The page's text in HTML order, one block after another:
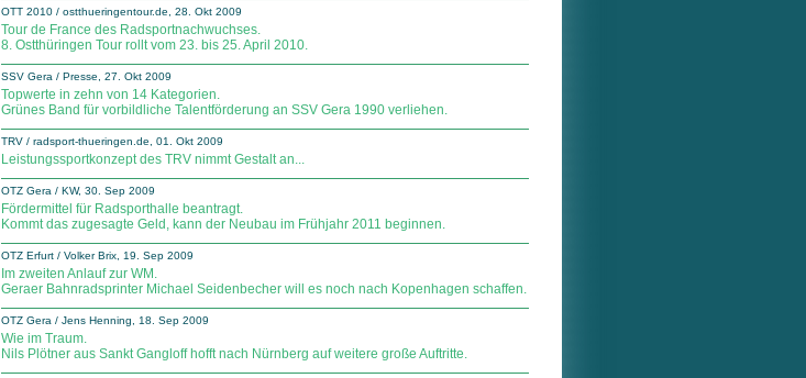
OTT 2010 / ostthueringentour.de, 28. Okt 2009
Tour de France des Radsportnachwuchses.
8. Ostthüringen Tour rollt vom 23. bis 25. April 2010.
SSV Gera / Presse, 27. Okt 2009
Topwerte in zehn von 14 Kategorien.
Grünes Band für vorbildliche Talentförderung an SSV Gera 1990 verliehen.
TRV / radsport-thueringen.de, 01. Okt 2009
Leistungssportkonzept des TRV nimmt Gestalt an...
OTZ Gera / KW, 30. Sep 2009
Fördermittel für Radsporthalle beantragt.
Kommt das zugesagte Geld, kann der Neubau im Frühjahr 2011 beginnen.
OTZ Erfurt / Volker Brix, 19. Sep 2009
Im zweiten Anlauf zur WM.
Geraer Bahnradsprinter Michael Seidenbecher will es noch nach Kopenhagen schaffen.
OTZ Gera / Jens Henning, 18. Sep 2009
Wie im Traum.
Nils Plötner aus Sankt Gangloff hofft nach Nürnberg auf weitere große Auftritte.